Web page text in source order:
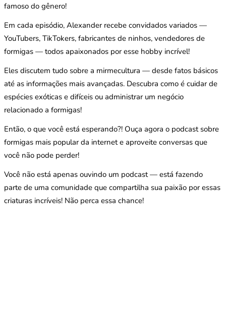
famoso do gênero!
Em cada episódio, Alexander recebe convidados variados —
YouTubers, TikTokers, fabricantes de ninhos, vendedores de
formigas — todos apaixonados por esse hobby incrível!
Eles discutem tudo sobre a mirmecultura — desde fatos básicos
até as informações mais avançadas. Descubra como é cuidar de
espécies exóticas e difíceis ou administrar um negócio
relacionado a formigas!
Então, o que você está esperando?! Ouça agora o podcast sobre
formigas mais popular da internet e aproveite conversas que
você não pode perder!
Você não está apenas ouvindo um podcast — está fazendo
parte de uma comunidade que compartilha sua paixão por essas
criaturas incríveis! Não perca essa chance!